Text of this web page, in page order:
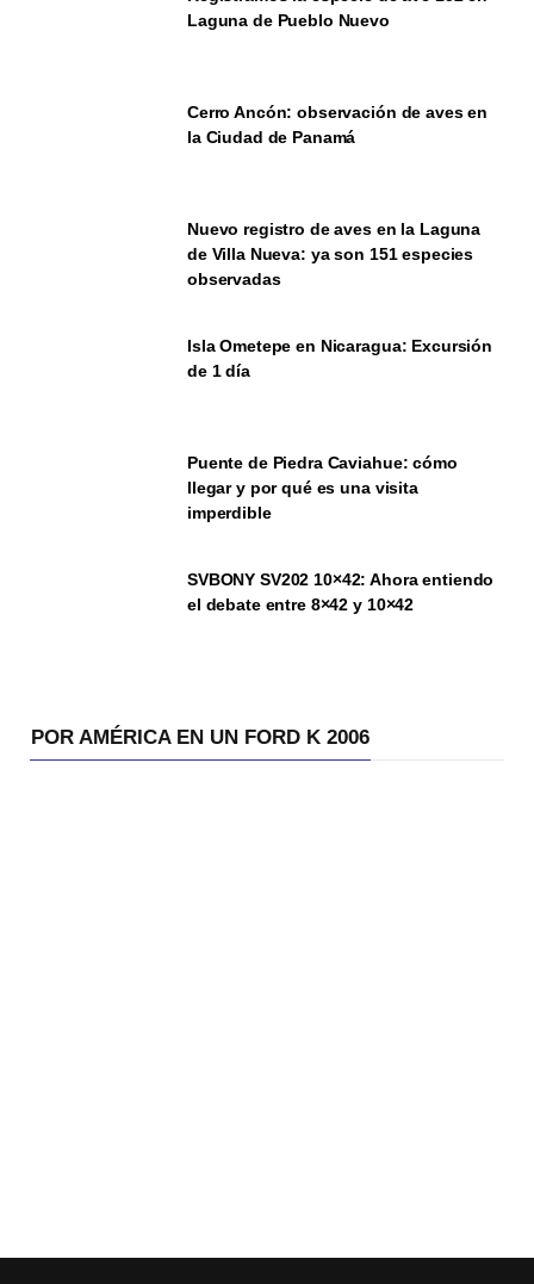
Laguna de Pueblo Nuevo
Cerro Ancón: observación de aves en
la Ciudad de Panamá
Nuevo registro de aves en la Laguna
de Villa Nueva: ya son 151 especies
observadas
Isla Ometepe en Nicaragua: Excursión
de 1 día
Puente de Piedra Caviahue: cómo
llegar y por qué es una visita
imperdible
SVBONY SV202 10×42: Ahora entiendo
el debate entre 8×42 y 10×42
POR AMÉRICA EN UN FORD K 2006